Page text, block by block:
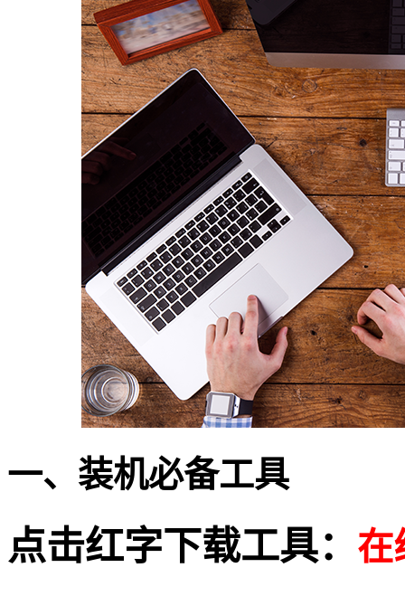
一、装机必备工具
点击红字下载工具： 在